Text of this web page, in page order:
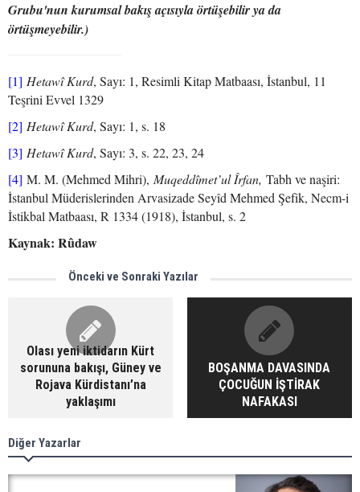
Grubu'nun kurumsal bakış açısıyla örtüşebilir ya da
örtüşmeyebilir.)
[1] Hetawî Kurd, Sayı: 1, Resimli Kitap Matbaası, İstanbul, 11
Teşrini Evvel 1329
[2] Hetawî Kurd, Sayı: 1, s. 18
[3] Hetawî Kurd, Sayı: 3, s. 22, 23, 24
[4] M. M. (Mehmed Mihri), Muqeddîmet’ul Îrfan, Tabh ve naşiri:
İstanbul Müderislerinden Arvasizade Seyîd Mehmed Şefik, Necm-i
İstikbal Matbaası, R 1334 (1918), İstanbul, s. 2
Kaynak: Rûdaw
Önceki ve Sonraki Yazılar
Olası yeni iktidarın Kürt
sorununa bakışı, Güney ve
Rojava Kürdistanı’na
yaklaşımı
BOŞANMA DAVASINDA
ÇOCUĞUN İŞTİRAK
NAFAKASI
Diğer Yazarlar